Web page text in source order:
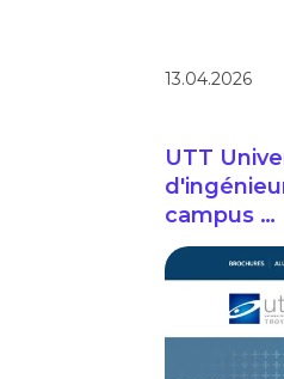
13.04.2026
UTT
campus …